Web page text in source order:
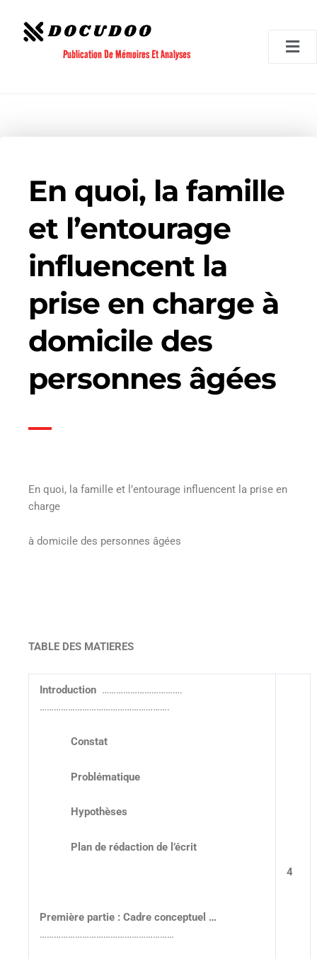
contenu
Publication De Mémoires Et Analyses
En quoi, la famille
et l’entourage
influencent la
prise en charge à
domicile des
personnes âgées
En quoi, la famille et l’entourage influencent la prise en
charge
à domicile des personnes âgées
TABLE DES MATIERES
Introduction …………………………….
……………………………………………….
Constat
Problématique
Hypothèses
Plan de rédaction de l’écrit
Première partie : Cadre conceptuel …
…………………………………………………
4